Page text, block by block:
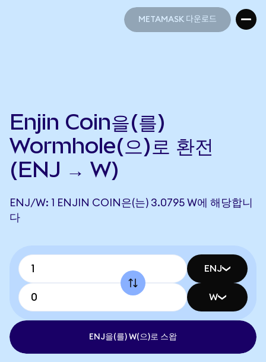
METAMASK 다운로드
Enjin Coin을(를)
Wormhole(으)로 환전
(ENJ → W)
ENJ/W: 1 ENJIN COIN은(는) 3.0795 W에 해당합니
다
ENJ
W
ENJ을(를) W(으)로 스왑